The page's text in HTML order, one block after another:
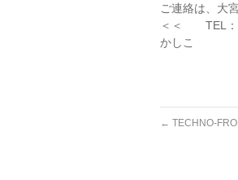
ご連絡は、 大
＜＜ TEL ：
かしこ
← TECHNO-